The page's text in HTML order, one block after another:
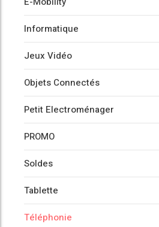
Informatique
Jeux Vidéo
Objets Connectés
Petit Electroménager
PROMO
Soldes
Tablette
Téléphonie